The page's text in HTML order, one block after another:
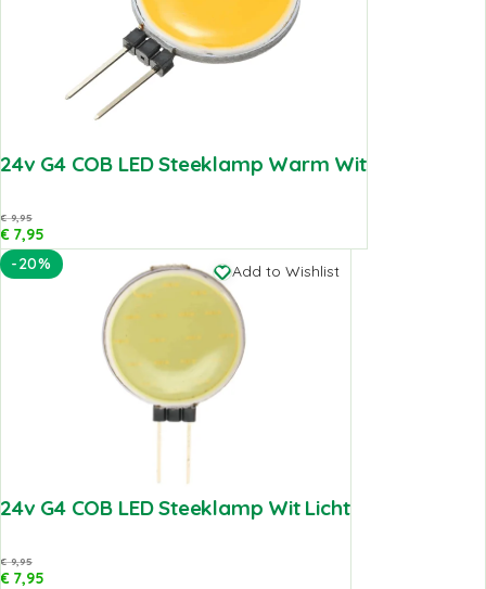
24v G4 COB LED Steeklamp Warm Wit
€9,95
€7,95
-20%
Add to Wishlist
24v G4 COB LED Steeklamp Wit Licht
€9,95
€7,95